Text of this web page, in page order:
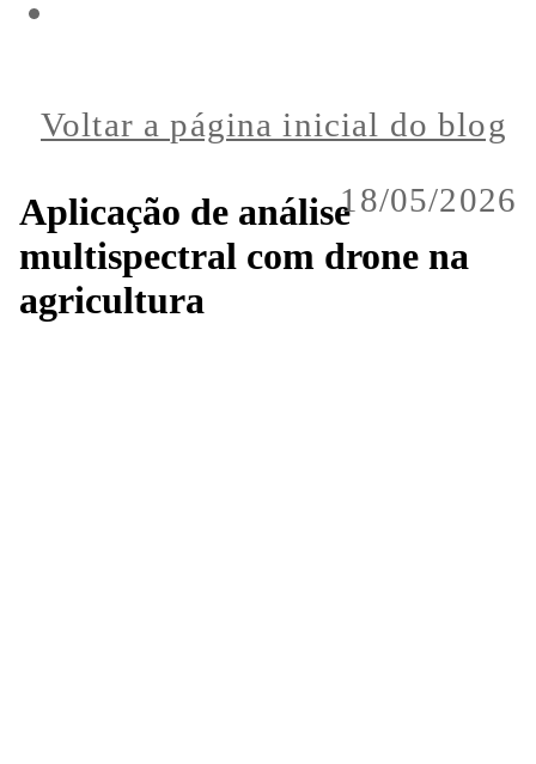
18/05/2026
Voltar a página inicial do blog
Aplicação de análise
multispectral com drone na
agricultura